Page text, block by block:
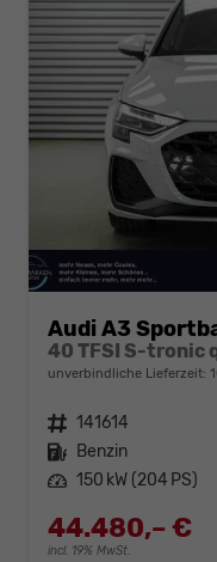
Audi A3
40 TFSI S-tronic
unverbindliche Lieferzeit:
Fahrzeugnr. 141614
Kraftstoff Benzin
Leistung 150 kW (204 PS)
44.480,– €
incl. 19% MwSt.